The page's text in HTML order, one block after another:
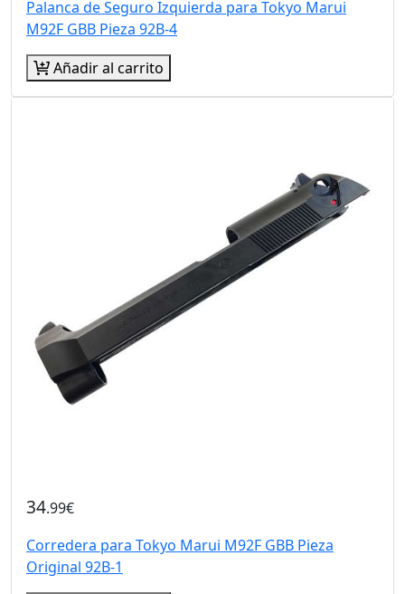
Palanca de Seguro Izquierda para Tokyo Marui
M92F GBB Pieza 92B-4
Añadir al carrito
34.99€
Corredera para Tokyo Marui M92F GBB Pieza
Original 92B-1